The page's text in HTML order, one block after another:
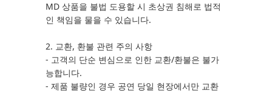
MD 상품을 불법 도용할 시 초상권 침해로 법적
인 책임을 물을 수 있습니다.
2. 교환, 환불 관련 주의 사항
- 고객의 단순 변심으로 인한 교환/환불은 불가
능합니다.
- 제품 불량인 경우 공연 당일 현장에서만 교환